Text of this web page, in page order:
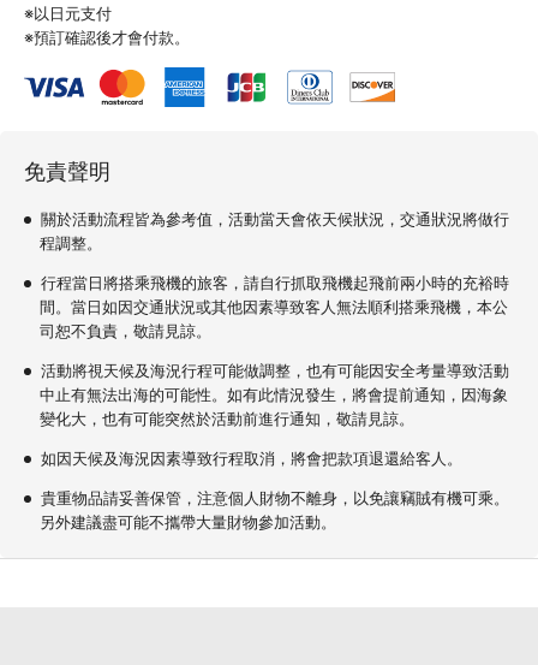
※以日元支付
※預訂確認後才會付款。
免責聲明
關於活動流程皆為參考值，活動當天會依天候狀況，交通狀況將做行
程調整。
行程當日將搭乘飛機的旅客，請自行抓取飛機起飛前兩小時的充裕時
間。當日如因交通狀況或其他因素導致客人無法順利搭乘飛機，本公
司恕不負責，敬請見諒。
活動將視天候及海況行程可能做調整，也有可能因安全考量導致活動
中止有無法出海的可能性。如有此情況發生，將會提前通知，因海象
變化大，也有可能突然於活動前進行通知，敬請見諒。
如因天候及海況因素導致行程取消，將會把款項退還給客人。
貴重物品請妥善保管，注意個人財物不離身，以免讓竊賊有機可乘。
另外建議盡可能不攜帶大量財物參加活動。